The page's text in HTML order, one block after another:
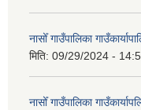
नासोँ गाउँपालिका
मिति: 09/29/2024 -
नासोँ गाउँपालिका